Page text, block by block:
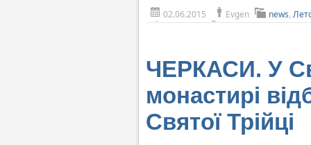
02.06.2015 Evgen news,
ЧЕРКАСИ. У
монастирі
Святої Трійці